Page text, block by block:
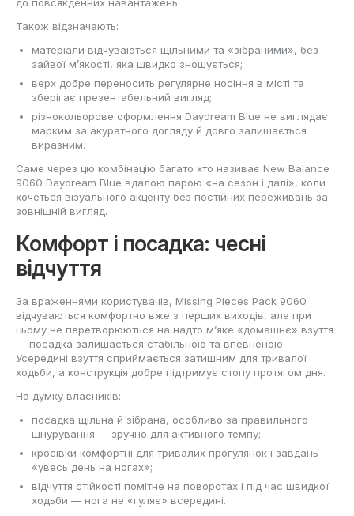
Також відзначають:
матеріали відчуваються щільними та «зібраними», без
зайвої м’якості, яка швидко зношується;
верх добре переносить регулярне носіння в місті та
зберігає презентабельний вигляд;
різнокольорове оформлення Daydream Blue не виглядає
марким за акуратного догляду й довго залишається
виразним.
Саме через цю комбінацію багато хто називає New Balance
9060 Daydream Blue вдалою парою «на сезон і далі», коли
хочеться візуального акценту без постійних переживань за
зовнішній вигляд.
Комфорт і посадка: чесні
відчуття
За враженнями користувачів, Missing Pieces Pack 9060
відчуваються комфортно вже з перших виходів, але при
цьому не перетворюються на надто м’яке «домашнє» взуття
— посадка залишається стабільною та впевненою.
Усередині взуття сприймається затишним для тривалої
ходьби, а конструкція добре підтримує стопу протягом дня.
На думку власників:
посадка щільна й зібрана, особливо за правильного
шнурування — зручно для активного темпу;
кросівки комфортні для тривалих прогулянок і завдань
«увесь день на ногах»;
відчуття стійкості помітне на поворотах і під час швидкої
ходьби — нога не «гуляє» всередині.